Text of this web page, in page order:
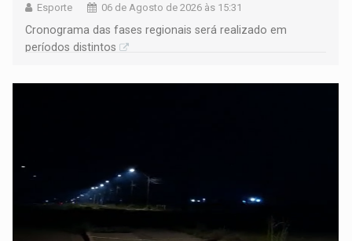
Esporte 06 de Agosto de 2026 às 15:31
Cronograma das fases regionais será realizado em
períodos distintos